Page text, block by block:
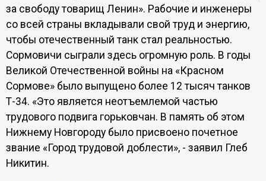
за свободу товарищ Ленин». Рабочие и инженеры
со всей страны вкладывали свой труд и энергию,
чтобы отечественный танк стал реальностью.
Сормовичи сыграли здесь огромную роль. В годы
Великой Отечественной войны на «Красном
Сормове» было выпущено более 12 тысяч танков
Т-34. «Это является неотъемлемой частью
трудового подвига горьковчан. В память об этом
Нижнему Новгороду было присвоено почетное
звание «Город трудовой доблести», - заявил Глеб
Никитин.